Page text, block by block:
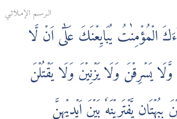
الـرسـم الإمـلائـي
الۡمُؤۡمِنٰتُ يُبَايِعۡنَكَ عَلٰٓى اَنۡ لَّا
يَسۡرِقۡنَ وَلَا يَزۡنِيۡنَ وَلَا يَقۡتُلۡنَ
يَّفۡتَرِيۡنَهٗ بَيۡنَ اَيۡدِيۡهِنَّ